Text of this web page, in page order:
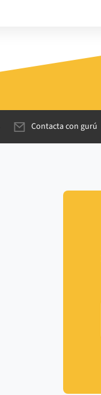
Contacta con gurú